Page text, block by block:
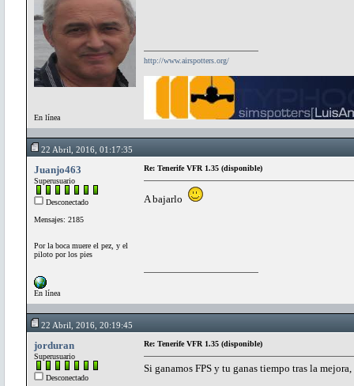
En línea
http://www.airspotters.org/
22 Abril, 2016, 01:17:35
Juanjo463
Superusuario
Desconectado
Mensajes: 2185
Por la boca muere el pez, y el
piloto por los pies
En línea
Re: Tenerife VFR 1.35 (disponible)
A bajarlo
22 Abril, 2016, 20:19:45
jorduran
Superusuario
Desconectado
Re: Tenerife VFR 1.35 (disponible)
Si ganamos FPS y tu ganas tiempo tras la